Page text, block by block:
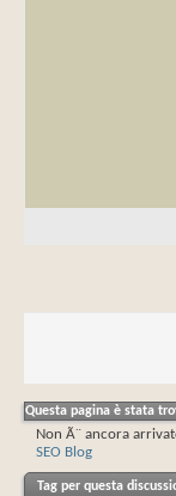
Questa pagina è stata
Non Ã¨ ancora
SEO Blog
Tag per questa